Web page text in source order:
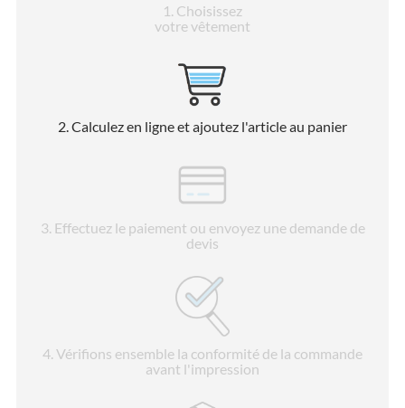
1 . Choisissez
votre vêtement
2. Calculez en ligne et ajoutez l'article au panier
3 . Effectuez le paiement ou envoyez une demande de
devis
4. Vérifions ensemble la conformité de la commande
avant l'impression